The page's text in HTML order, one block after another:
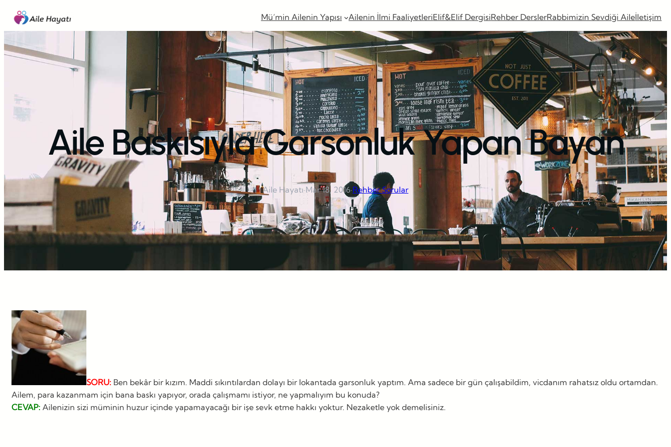
İçeriğe
geç
Mü’min Ailenin Yapısı Ailenin İlmi FaaliyetleriElif&Elif DergisiRehber DerslerRabbimizin Sevdiği Aileİletişim
Aile Baskısıyla Garsonluk Yapan Bayan
Aile Hayatı·Mar 18, 2016·Rehber Sorular
SORU: Ben bekâr bir kızım. Maddi sıkıntılardan dolayı bir lokantada garsonluk yaptım. Ama sadece bir gün çalışabildim, vicdanım rahatsız oldu ortamdan.
Ailem, para kazanmam için bana baskı yapıyor, orada çalışmamı istiyor, ne yapmalıyım bu konuda?
CEVAP: Ailenizin sizi müminin huzur içinde yapamayacağı bir işe sevk etme hakkı yoktur. Nezaketle yok demelisiniz.